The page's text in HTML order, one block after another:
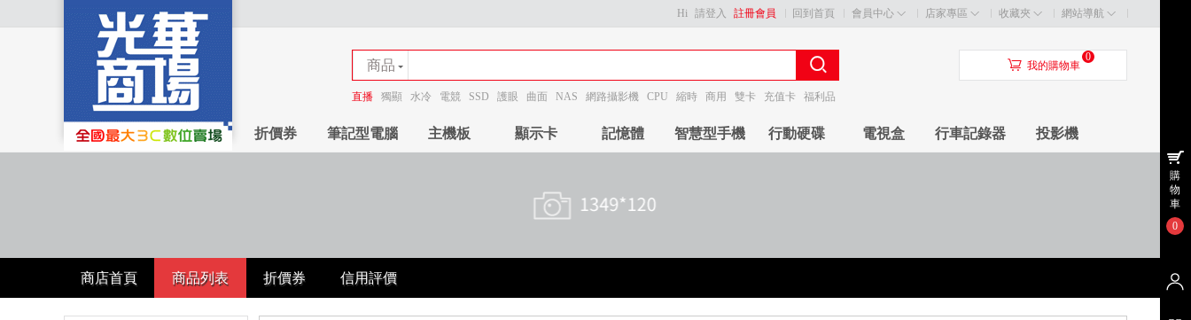
回到首頁 會員中心 店家專區 收藏夾 網站導航
Hi 請登入 註冊會員
商品
商店
直播 獨顯 水冷 電競 SSD 護眼 曲面 NAS 網路攝影機 CPU 縮時 商用 雙卡 充值卡 福利品
󰃦 我的購物車
0
折價券 筆記型電腦 主機板 顯示卡 記憶體 智慧型手機 行動硬碟 電視盒 行車記錄器 投影機
商店首頁 商品列表 折價券 信用評價
購
物
車
0